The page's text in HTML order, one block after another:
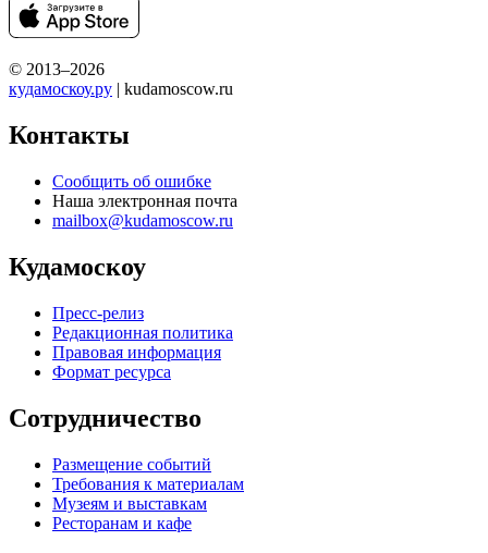
© 2013–2026
кудамоскоу.ру | kudamoscow.ru
Контакты
Сообщить об ошибке
Наша электронная почта
mailbox@kudamoscow.ru
Кудамоскоу
Пресс-релиз
Редакционная политика
Правовая информация
Формат ресурса
Сотрудничество
Размещение событий
Требования к материалам
Музеям и выставкам
Ресторанам и кафе